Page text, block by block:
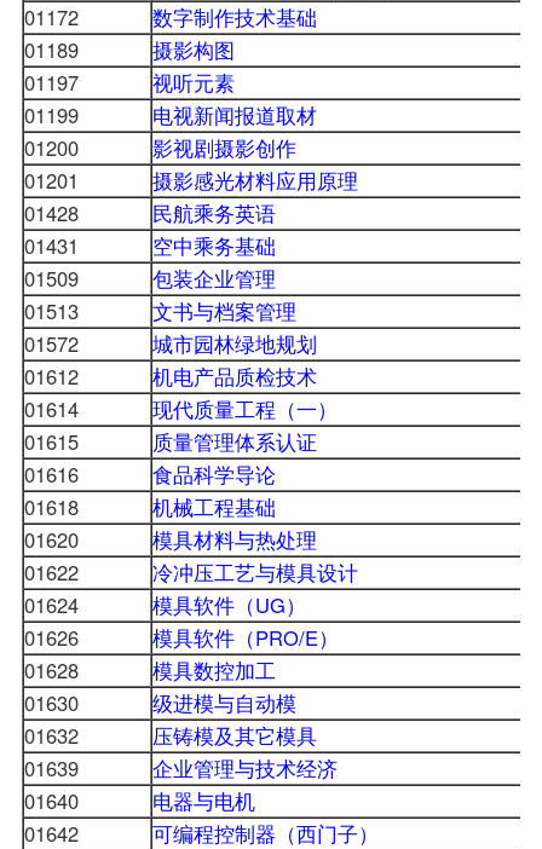
01172
数字制作技术基础
01189
摄影构图
01197
视听元素
01199
电视新闻报道取材
01200
影视剧摄影创作
01201
摄影感光材料应用原理
01428
民航乘务英语
01431
空中乘务基础
01509
包装企业管理
01513
文书与档案管理
01572
城市园林绿地规划
01612
机电产品质检技术
01614
现代质量工程（一）
01615
质量管理体系认证
01616
食品科学导论
01618
机械工程基础
01620
模具材料与热处理
01622
冷冲压工艺与模具设计
01624
模具软件（UG）
01626
模具软件（PRO/E）
01628
模具数控加工
01630
级进模与自动模
01632
压铸模及其它模具
01639
企业管理与技术经济
01640
电器与电机
01642
可编程控制器（西门子）